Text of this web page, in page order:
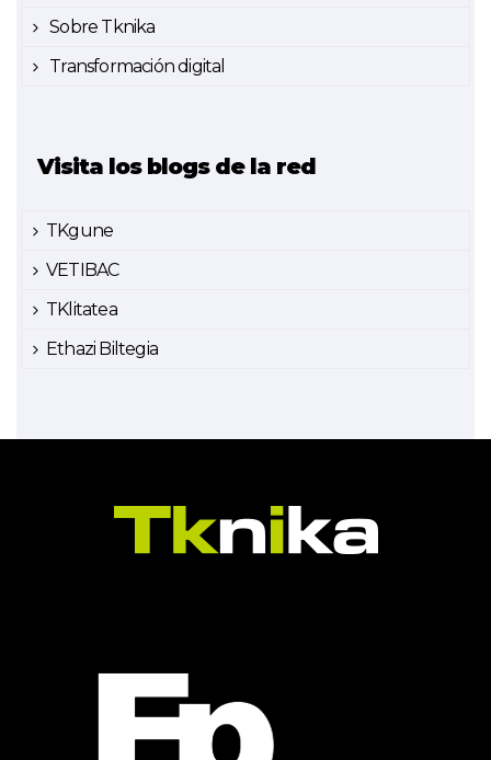
Sobre Tknika
Transformación digital
Visita los blogs de la red
TKgune
VETIBAC
TKlitatea
Ethazi Biltegia